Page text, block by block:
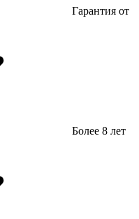
Гарантия от
Более 8 лет